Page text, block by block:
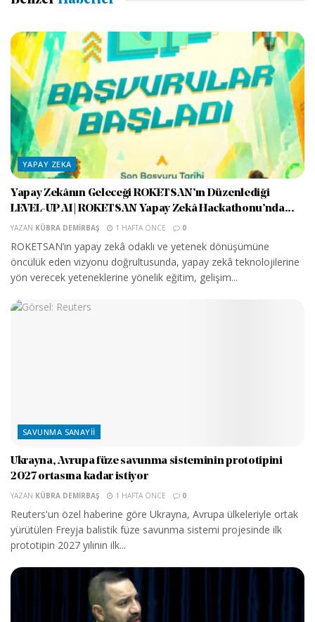
YAPAY ZEKA
Yapay Zekânın Geleceği ROKETSAN’ın Düzenlediği
LEVEL-UP AI | ROKETSAN Yapay Zekâ Hackathonu’nda...
YAZAN KÜBRA DEMIRBAŞ 1 HAFTA ÖNCE 0
ROKETSAN’ın yapay zekâ odaklı ve yetenek dönüşümüne
öncülük eden vizyonu doğrultusunda, yapay zekâ teknolojilerine
yön verecek yeteneklerine yönelik eğitim, gelişim...
SAVUNMA SANAYII
Ukrayna, Avrupa füze savunma sisteminin prototipini
2027 ortasına kadar istiyor
YAZAN KÜBRA DEMIRBAŞ 1 HAFTA ÖNCE 0
Reuters'un özel haberine göre Ukrayna, Avrupa ülkeleriyle ortak
yürütülen Freyja balistik füze savunma sistemi projesinde ilk
prototipin 2027 yılının ilk...